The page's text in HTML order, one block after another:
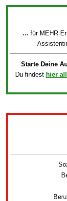
... für MEHR
Starte Deine
Du findest hier